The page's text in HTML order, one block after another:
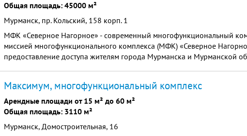
Общая площадь: 45000 м²
Мурманск, пр. Кольский, 158 корп. 1
МФК «Северное Нагорное» - современный многофункциональный
миссией многофункционального комплекса (МФК) «Северное
предоставление доступа жителям города Мурманска и Мурманской
Максимум, многофункциональный комплекс
Арендные площади от 15 м² до 60 м²
Общая площадь: 3110 м²
Мурманск, Домостроительная, 16